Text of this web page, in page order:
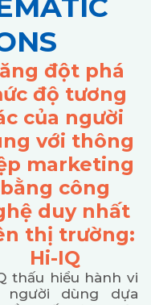
đột phá
độ tương
của người
với thông
marketing
bằng công
duy nhất
thị trường:
Hi-IQ
thấu hiểu hành vi
người dùng dựa